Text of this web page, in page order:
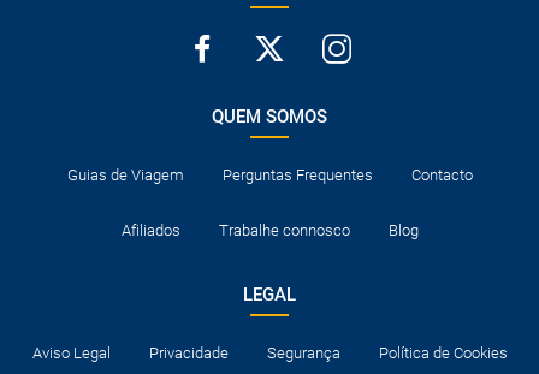
QUEM SOMOS
Guias de Viagem Perguntas Frequentes Contacto
Afiliados Trabalhe connosco Blog
LEGAL
Aviso Legal Privacidade Segurança Política de Cookies